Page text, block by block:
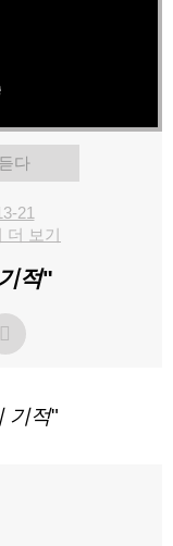
듣다
21
더 보기
적"
기적"